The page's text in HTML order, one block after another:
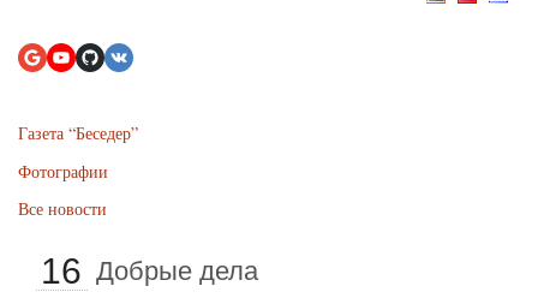
Газета “Беседер”
Фотографии
Все новости
16 Добрые дела